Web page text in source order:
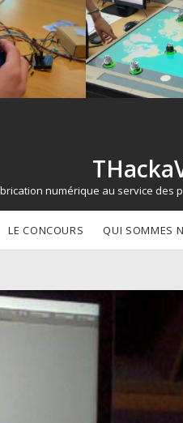
numérique au service des
LE CONCOURS QUI SOMMES